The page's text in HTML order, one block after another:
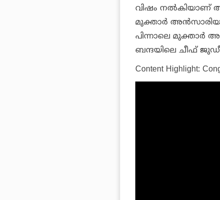
വിഷം നല്‍കിയാണ്
മുക്താര്‍
പിന്നാലെ മുക്താര്‍
ബന്ദയിലെ ചീഫ്
Content Highlight: